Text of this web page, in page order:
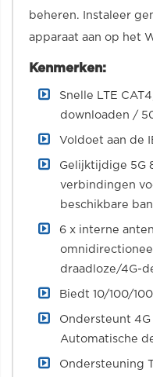
beheren. Instaleer
apparaat aan op het
Kenmerken:
Snelle LTE
downloaden /
Voldoet aan de
Gelijktijdige 5G
verbindingen
beschikbare
6 x interne
draadloze/4G-
Biedt 10/100/
Ondersteunt
Automatische
Ondersteuning